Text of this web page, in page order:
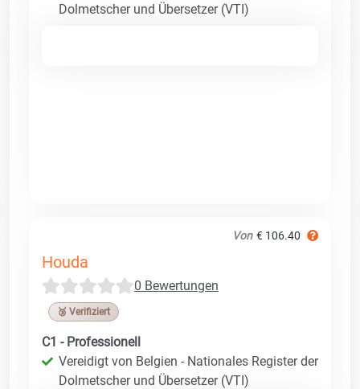
Dolmetscher und Übersetzer (VTI)
Von € 106.40
Houda
0 Bewertungen
🥉 Verifiziert
C1 - Professionell
Vereidigt von Belgien - Nationales Register der
Dolmetscher und Übersetzer (VTI)